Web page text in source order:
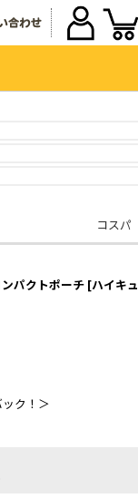
コスパ
パクトポーチ [ハイキュ
ク！＞